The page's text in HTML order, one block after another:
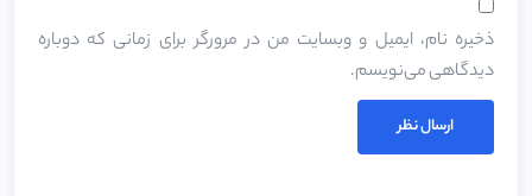
ذخیره نام، ایمیل و وبسایت من در مرورگر برای زمانی که دوباره
دیدگاهی می‌نویسم.